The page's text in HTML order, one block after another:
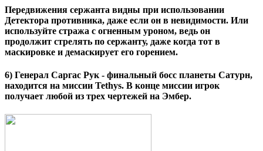
Передвижения сержанта видны при использовании
Детектора противника, даже если он в невидимости. Или
используйте стража с огненным уроном, ведь он
продолжит стрелять по сержанту, даже когда тот в
маскировке и демаскирует его горением.
6) Генерал Саргас Рук - финальный босс планеты Сатурн,
находится на миссии Tethys. В конце миссии игрок
получает любой из трех чертежей на Эмбер.